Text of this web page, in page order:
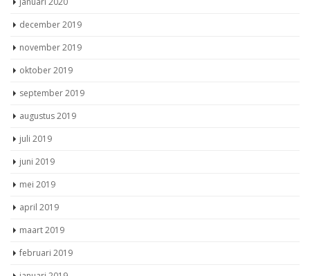
oktober 2019
september 2019
augustus 2019
juli 2019
juni 2019
mei 2019
april 2019
maart 2019
februari 2019
januari 2019
december 2018
november 2018